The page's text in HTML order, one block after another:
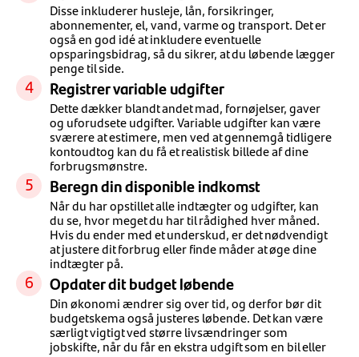
Disse inkluderer husleje, lån, forsikringer,
abonnementer, el, vand, varme og transport. Det er
også en god idé at inkludere eventuelle
opsparingsbidrag, så du sikrer, at du løbende lægger
penge til side.
Registrer variable udgifter
Dette dækker blandt andet mad, fornøjelser, gaver
og uforudsete udgifter. Variable udgifter kan være
sværere at estimere, men ved at gennemgå tidligere
kontoudtog kan du få et realistisk billede af dine
forbrugsmønstre.
Beregn din disponible indkomst
Når du har opstillet alle indtægter og udgifter, kan
du se, hvor meget du har til rådighed hver måned.
Hvis du ender med et underskud, er det nødvendigt
at justere dit forbrug eller finde måder at øge dine
indtægter på.
Opdater dit budget løbende
Din økonomi ændrer sig over tid, og derfor bør dit
budgetskema også justeres løbende. Det kan være
særligt vigtigt ved større livsændringer som
jobskifte, når du får en ekstra udgift som en bil eller